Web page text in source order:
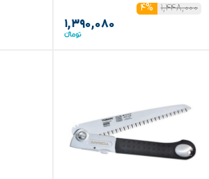
۱,۴۴۸,۰۰۰ ۴%
۱,۳۹۰,۰۸۰